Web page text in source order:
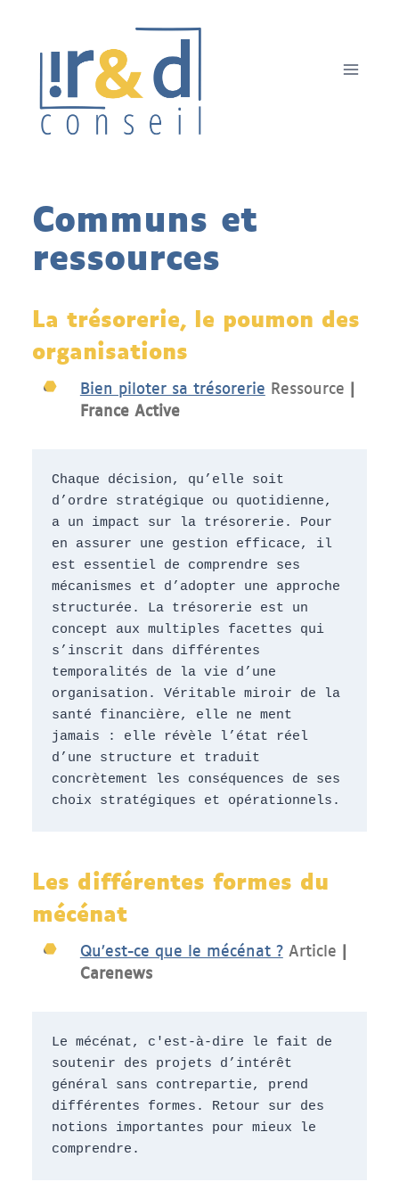
contenu
Communs et
ressources
La trésorerie, le poumon des
organisations
Bien piloter sa trésorerie Ressource |
France Active
Chaque décision, qu’elle soit
d’ordre stratégique ou quotidienne,
a un impact sur la trésorerie. Pour
en assurer une gestion efficace, il
est essentiel de comprendre ses
mécanismes et d’adopter une approche
structurée. La trésorerie est un
concept aux multiples facettes qui
s’inscrit dans différentes
temporalités de la vie d’une
organisation. Véritable miroir de la
santé financière, elle ne ment
jamais : elle révèle l’état réel
d’une structure et traduit
concrètement les conséquences de ses
choix stratégiques et opérationnels.
Les différentes formes du
mécénat
Qu’est-ce que le mécénat ?Article |
Carenews
Le mécénat, c'est-à-dire le fait de
soutenir des projets d’intérêt
général sans contrepartie, prend
différentes formes. Retour sur des
notions importantes pour mieux le
comprendre.